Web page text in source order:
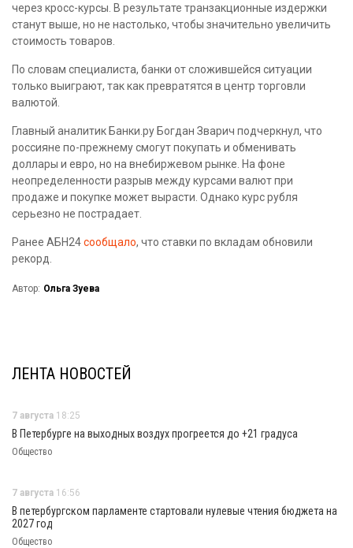
через кросс-курсы. В результате транзакционные издержки
станут выше, но не настолько, чтобы значительно увеличить
стоимость товаров.
По словам специалиста, банки от сложившейся ситуации
только выиграют, так как превратятся в центр торговли
валютой.
Главный аналитик Банки.ру Богдан Зварич подчеркнул, что
россияне по-прежнему смогут покупать и обменивать
доллары и евро, но на внебиржевом рынке. На фоне
неопределенности разрыв между курсами валют при
продаже и покупке может вырасти. Однако курс рубля
серьезно не пострадает.
Ранее АБН24сообщало, что ставки по вкладам обновили
рекорд.
Автор: Ольга Зуева
ЛЕНТА НОВОСТЕЙ
7 августа 18:25
В Петербурге на выходных воздух прогреется до +21 градуса
Общество
7 августа 16:56
В петербургском парламенте стартовали нулевые чтения бюджета на
2027 год
Общество